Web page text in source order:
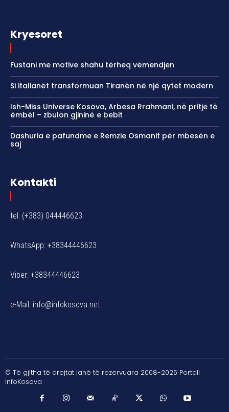
Kryesoret
Fustani me motive shahu tërheq vëmendjen
Si italianët transformuan Tiranën në një qytet modern
Ish-Miss Universe Kosova, Arbesa Rrahmani, në pritje të
ëmbël – zbulon gjininë e bebit
Dashuria e pafundme e Remzie Osmanit për mbesën e
saj
Kontakti
tel: (+383) 044446623
WhatsApp: +38344446623
Viber: +38344446623
e-Mail: info@infokosova.net
© Të gjitha të drejtat janë të rezervuara 2008-2025 Portali
InfoKosova